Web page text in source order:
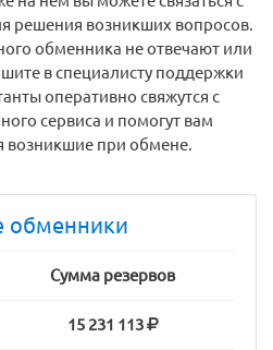
решения возникших вопросов.
обменника не отвечают или
в специалисту поддержки
оперативно свяжутся с
сервиса и помогут вам
возникшие при обмене.
обменники
Сумма резервов
15 231 113